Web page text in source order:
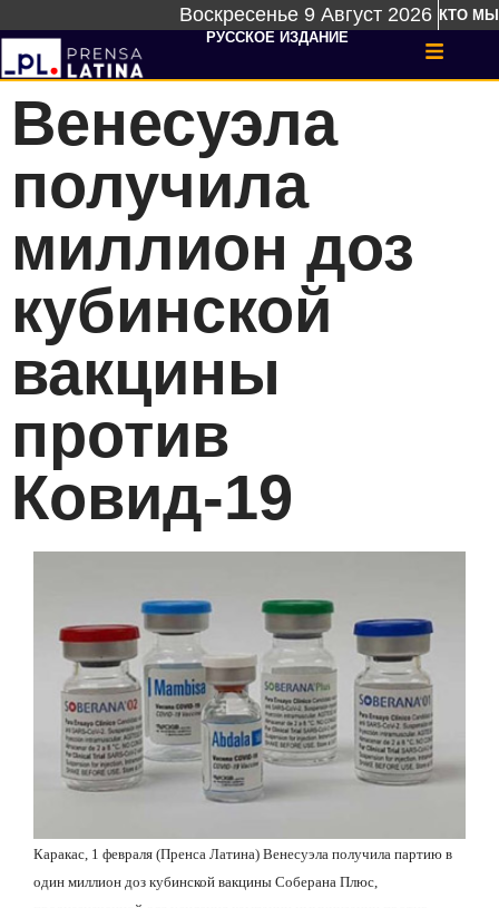
Воскресенье 9 Август 2026 КТО МЫ
РУССКОЕ ИЗДАНИЕ
Венесуэла
получила
миллион доз
кубинской
вакцины
против
Ковид-19
Каракас, 1 февраля (Пренса Латина) Венесуэла получила партию в
один миллион доз кубинской вакцины Соберана Плюс,